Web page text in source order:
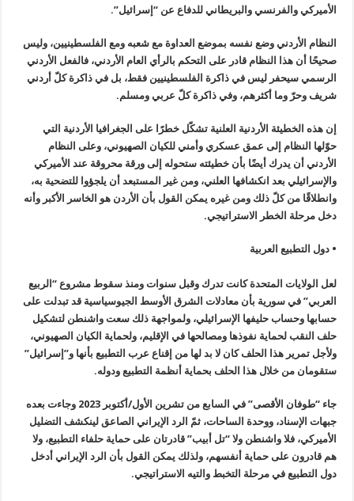
الأميركي والفرنسي والبريطاني للدفاع عن “إسرائيل”.
النظام الأردني وضع نفسه بموضع العداوة مع شعبه ومع الفلسطينيين، وليس
صحيحًا أن هذا النظام قادر على التحكم بالرأي العام الأردني، فالفعل الأردني
الرسمي سيحفر ليس في ذاكرة الفلسطينيين فقط، بل في ذاكرة كلّ أردني
شريف وحرّ وما أكثرهم، وفي ذاكرة كلّ عربي ومسلم.
إن هذه الخطيئة الأردنية العلنية تشكّل خطرًا على الجغرافيا الأردنية التي
حوّلها النظام إلى عمق عسكري وأمني للكيان الصهيوني، وعلى النظام
الأردني أن يدرك أيضًا بأن خطيئته ستحوله إلى ورقة محروقة عند الأميركي
والإسرائيلي بعد انكشافها العلني، ومن غير المستبعد أن يلجؤوا للتضحية به،
وانطلاقًا من كلّ ذلك ومن غيره يمكن القول بأن الأردن هو الخاسر الأكبر وأنه
دخل مرحلة الخطر الاستراتيجي.
• دول التطبيع العربية
لعل الولايات المتحدة كانت تدرك وقبل سنوات ومنذ سقوط مشروع “الربيع
العربي” في سورية بأن معادلات الشرق الأوسط الجيوسياسية قد تبدلت على
حسابها وحساب حليفها الإسرائيلي، ولمواجهة ذلك سعت واشنطن لتشكيل
حلف النقب لحماية نفوذها ومصالحها في الإقليم، ولحماية الكيان الصهيوني،
ولأجل تمرير هذا الحلف كان لا بد لها من إقناع عرب التطبيع بأنها و”إسرائيل”
ستقومان من خلال هذا الحلف بحماية أنظمة التطبيع ودوله.
جاء “طوفان الأقصى” في السابع من تشرين الأول/أكتوبر 2023 وجاءت بعده
جبهات الإسناد، ووحدة الساحات، ثمّ الرد الإيراني الصاعق لينكشف التضليل
الأميركي، فلا واشنطن ولا “تل أبيب” قادرتان على حماية حلفاء التطبيع، ولا
هم قادرون على حماية أنفسهم، ولذلك يمكن القول بأن الرد الإيراني أدخل
دول التطبيع في مرحلة التخبط والتيه الاستراتيجي.